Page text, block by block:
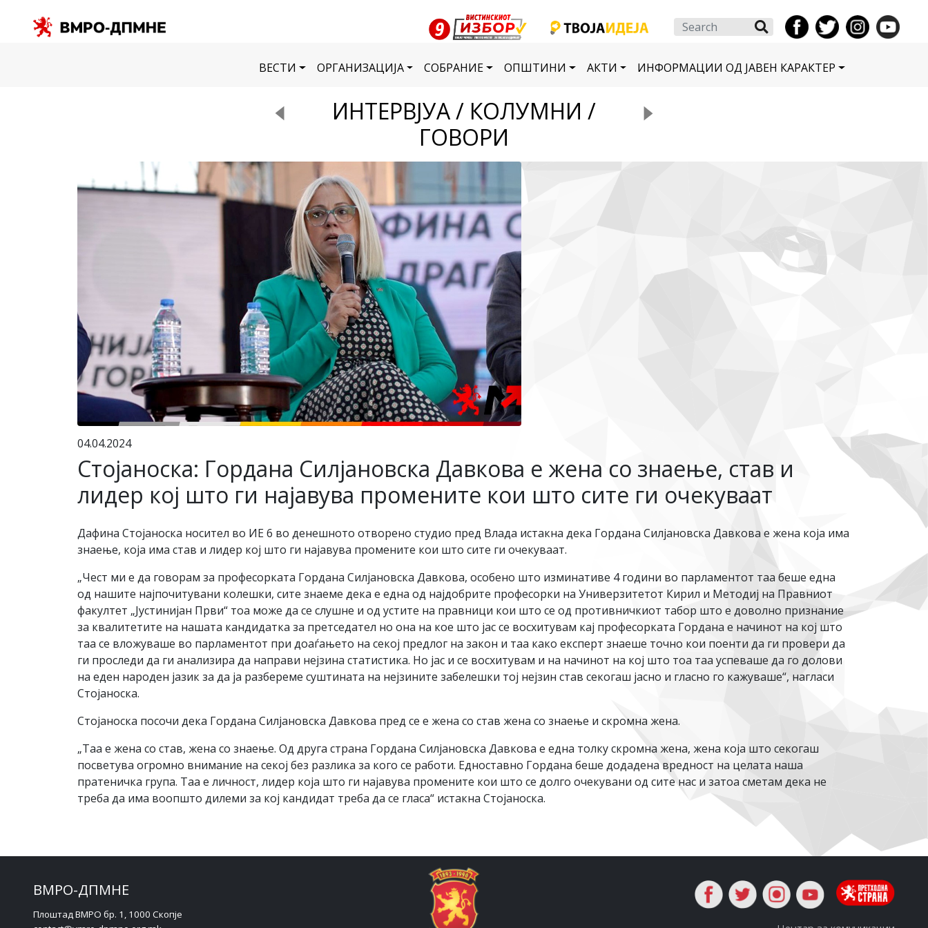
Search
ВЕСТИ ОРГАНИЗАЦИЈА СОБРАНИЕ ОПШТИНИ АКТИ ИНФОРМАЦИИ ОД ЈАВЕН КАРАКТЕР
ИНТЕРВЈУА / КОЛУМНИ /
ГОВОРИ
04.04.2024
Стојаноска: Гордана Силјановска Давкова е жена со знаење, став и
лидер кој што ги најавува промените кои што сите ги очекуваат
Дафина Стојаноска носител во ИЕ 6 во денешното отворено студио пред Влада истакна дека Гордана Силјановска Давкова е жена која има
знаење, која има став и лидер кој што ги најавува промените кои што сите ги очекуваат.
„Чест ми е да говорам за професорката Гордана Силјановска Давкова, особено што изминативе 4 години во парламентот таа беше една
од нашите најпочитувани колешки, сите знаеме дека е една од најдобрите професорки на Универзитетот Кирил и Методиј на Правниот
факултет „Јустинијан Први“ тоа може да се слушне и од устите на правници кои што се од противничкиот табор што е доволно признание
за квалитетите на нашата кандидатка за претседател но она на кое што јас се восхитувам кај професорката Гордана е начинот на кој што
таа се вложуваше во парламентот при доаѓањето на секој предлог на закон и таа како експерт знаеше точно кои поенти да ги провери да
ги проследи да ги анализира да направи нејзина статистика. Но јас и се восхитувам и на начинот на кој што тоа таа успеваше да го долови
на еден народен јазик за да ја разбереме суштината на нејзините забелешки тој нејзин став секогаш јасно и гласно го кажуваше“, нагласи
Стојаноска.
Стојаноска посочи дека Гордана Силјановска Давкова пред се е жена со став жена со знаење и скромна жена.
„Таа е жена со став, жена со знаење. Од друга страна Гордана Силјановска Давкова е една толку скромна жена, жена која што секогаш
посветува огромно внимание на секој без разлика за кого се работи. Едноставно Гордана беше додадена вредност на целата наша
пратеничка група. Таа е личност, лидер која што ги најавува промените кои што се долго очекувани од сите нас и затоа сметам дека не
треба да има воопшто дилеми за кој кандидат треба да се гласа“ истакна Стојаноска.
ВМРО-ДПМНЕ
Плоштад ВМРО бр. 1, 1000 Скопје